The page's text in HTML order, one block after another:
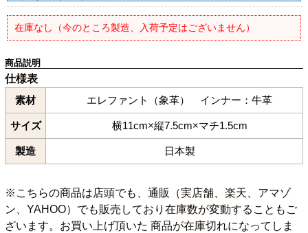
在庫なし（今のところ製造、入荷予定はございません）
商品説明
仕様表
素材 エレファント（象革） インナー：牛革
サイズ 横11cm×縦7.5cm×マチ1.5cm
製造 日本製
※こちらの商品は店頭でも、通販（実店舗、楽天、アマゾ
ン、YAHOO）でも販売しており在庫数が変動することもご
ざいます。お買い上げ頂いた 商品が在庫切れになってしま